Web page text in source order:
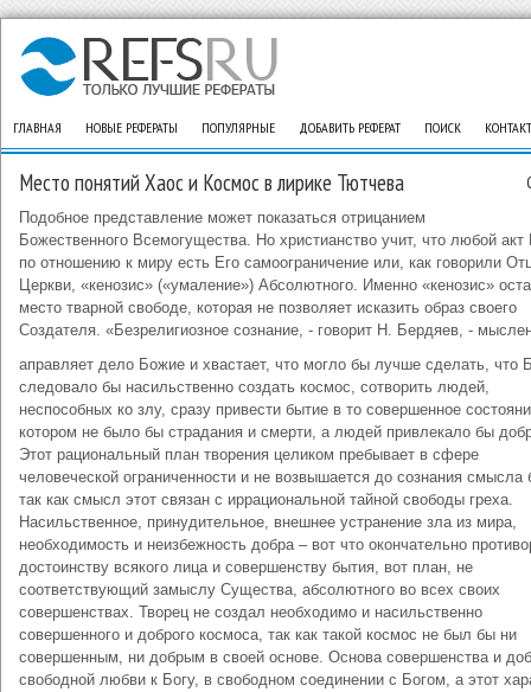
ГЛАВНАЯ НОВЫЕ РЕФЕРАТЫ ПОПУЛЯРНЫЕ ДОБАВИТЬ РЕФЕРАТ ПОИСК
Место понятий Хаос и Космос в лирике Тютчева
Подобное представление может показаться отрицанием
Божественного Всемогущества. Но христианство учит, что любой акт
по отношению к миру есть Его самоограничение или, как говорили
Церкви, «кенозис» («умаление») Абсолютного. Именно «кенозис»
место тварной свободе, которая не позволяет исказить образ своего
Создателя. «Безрелигиозное сознание, - говорит Н. Бердяев, -
аправляет дело Божие и хвастает, что могло бы лучше сделать, что
следовало бы насильственно создать космос, сотворить людей,
неспособных ко злу, сразу привести бытие в то совершенное
котором не было бы страдания и смерти, а людей привлекало бы
Этот рациональный план творения целиком пребывает в сфере
человеческой ограниченности и не возвышается до сознания смысла
так как смысл этот связан с иррациональной тайной свободы греха.
Насильственное, принудительное, внешнее устранение зла из мира,
необходимость и неизбежность добра – вот что окончательно
достоинству всякого лица и совершенству бытия, вот план, не
соответствующий замыслу Существа, абсолютного во всех своих
совершенствах. Творец не создал необходимо и насильственно
совершенного и доброго космоса, так как такой космос не был бы ни
совершенным, ни добрым в своей основе. Основа совершенства и
свободной любви к Богу, в свободном соединении с Богом, а этот